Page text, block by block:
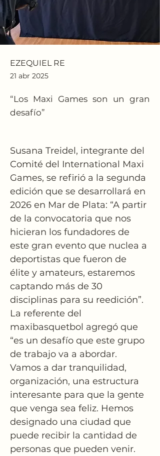
EZEQUIEL RE
21 abr 2025
“Los Maxi Games son un gran
desafío”
Susana Treidel, integrante del
Comité del International Maxi
Games, se refirió a la segunda
edición que se desarrollará en
2026 en Mar de Plata: “A partir
de la convocatoria que nos
hicieran los fundadores de
este gran evento que nuclea a
deportistas que fueron de
élite y amateurs, estaremos
captando más de 30
disciplinas para su reedición”.
La referente del
maxibasquetbol agregó que
“es un desafío que este grupo
de trabajo va a abordar.
Vamos a dar tranquilidad,
organización, una estructura
interesante para que la gente
que venga sea feliz. Hemos
designado una ciudad que
puede recibir la cantidad de
personas que pueden venir.